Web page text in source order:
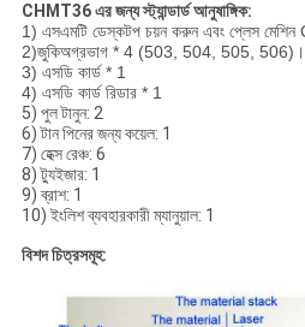
CHMT36 এর জন্য স্ট্যান্ডার্ড আনুষাঙ্গিক:
1) এসএমটি ডেস্কটপ চয়ন করুন এবং প্লেস
2)জুকিঅগ্রভাগ * 4 (503, 504, 505, 506)।
3) এসডি কার্ড * 1
4) এসডি কার্ড রিডার * 1
5) পুল টানুন: 2
6) টান পিনের জন্য কয়েল: 1
7) হেক্স রেঞ্চ: 6
8) ট্যুইজার: 1
9) ব্রাশ: 1
10) ইংলিশ ব্যবহারকারী ম্যানুয়াল: 1
বিশদ চিত্রসমূহ: